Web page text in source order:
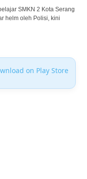
SMKN 2 Kota Serang
helm oleh Polisi, kini